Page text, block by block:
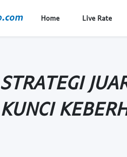
Home Live Rate
STRATEGI
KUNCI